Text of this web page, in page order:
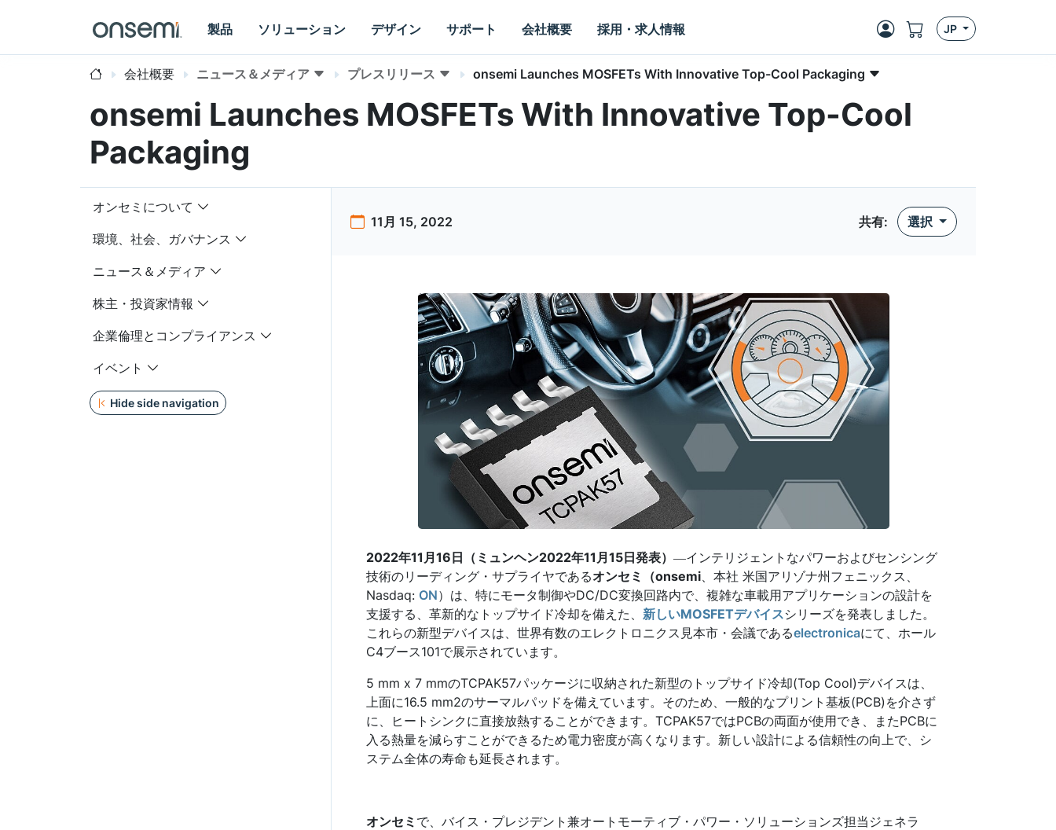
製品 ソリューション デザイン サポート 会社概要 採用・求人情報 JP
会社概要 ニュース＆メディア プレスリリース onsemi Launches MOSFETs With Innovative Top-Cool Packaging
onsemi Launches MOSFETs With Innovative Top-Cool
Packaging
オンセミについて
環境、社会、ガバナンス
ニュース＆メディア
株主・投資家情報
企業倫理とコンプライアンス
イベント
Hide side navigation
11月 15, 2022 共有: 選択
2022年11月16日（ミュンヘン2022年11月15日発表） ―インテリジェントなパワーおよびセンシング
技術のリーディング・サプライヤであるオンセミ（onsemi、本社 米国アリゾナ州フェニックス、
Nasdaq: ON）は、特にモータ制御やDC/DC変換回路内で、複雑な車載用アプリケーションの設計を
支援する、革新的なトップサイド冷却を備えた、 新しいMOSFETデバイスシリーズを発表しました。
これらの新型デバイスは、世界有数のエレクトロニクス見本市・会議であるelectronicaにて、ホール
C4ブース101で展示されています。
5 mm x 7 mmのTCPAK57パッケージに収納された新型のトップサイド冷却(Top Cool)デバイスは、
上面に16.5 mm2のサーマルパッドを備えています。そのため、一般的なプリント基板(PCB)を介さず
に、ヒートシンクに直接放熱することができます。TCPAK57ではPCBの両面が使用でき、またPCBに
入る熱量を減らすことができるため電力密度が高くなります。新しい設計による信頼性の向上で、シ
ステム全体の寿命も延長されます。
オンセミ で、バイス・プレジデント兼オートモーティブ・パワー・ソリューションズ担当ジェネラ